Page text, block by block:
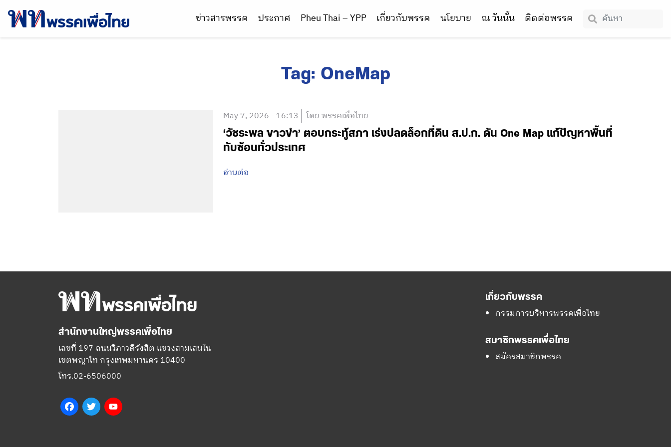
ข่าวสารพรรค ประกาศ Pheu Thai – YPP เกี่ยวกับพรรค นโยบาย ณ วันนั้น ติดต่อพรรค
Tag: OneMap
May 7, 2026 - 16:13 โดย พรรคเพื่อไทย
‘วัชระพล ขาวขำ’ ตอบกระทู้สภา เร่งปลดล็อกที่ดิน ส.ป.ก. ดัน One Map แก้ปัญหาพื้นที่
ทับซ้อนทั่วประเทศ
อ่านต่อ
สำนักงานใหญ่พรรคเพื่อไทย
เลขที่ 197 ถนนวิภาวดีรังสิต แขวงสามเสนใน
เขตพญาไท กรุงเทพมหานคร 10400
โทร.02-6506000
FacebookTwitter
เกี่ยวกับพรรค
กรรมการบริหารพรรคเพื่อไทย
สมาชิกพรรคเพื่อไทย
สมัครสมาชิกพรรค